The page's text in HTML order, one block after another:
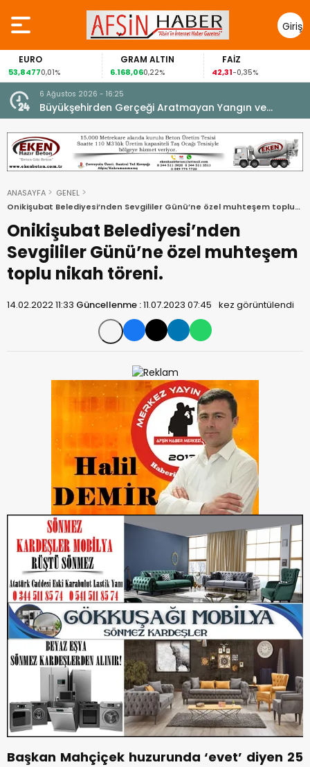
Giriş
Yap
0,01%
GRAM ALTIN
6.168,060,22%
FAİZ
42,31 -0,35%
6 Ağustos 2026 - 16:25
Büyükşehirden Gerçeği Aratmayan Yangın ve
Kurtarma Tatbikatı.
ANASAYFA
GENEL
Onikişubat Belediyesi’nden Sevgililer Günü’ne özel muhteşem toplu
nikah töreni.
Onikişubat Belediyesi’nden
Sevgililer Günü’ne özel muhteşem
toplu nikah töreni.
14.02.2022 11:33 Güncellenme :11.07.2023 07:45 kez görüntülendi
Başkan Mahçiçek huzurunda ‘evet’ diyen 25